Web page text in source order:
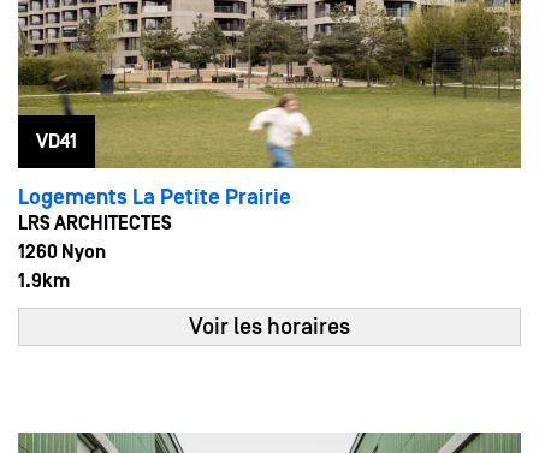
VD41
Logements La Petite Prairie
LRS ARCHITECTES
1260 Nyon
1.9km
Voir les horaires